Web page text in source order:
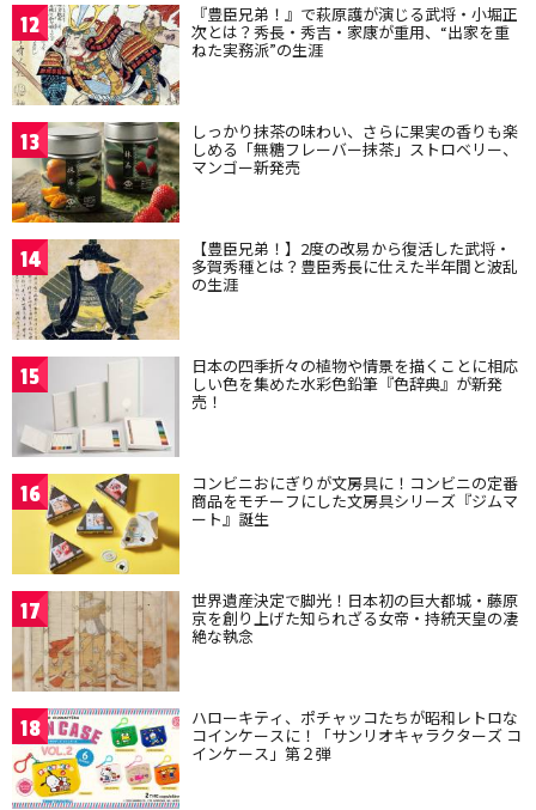
12 『豊臣兄弟！』で萩原護が演じる武将・小堀正
次とは？秀長・秀吉・家康が重用、“出家を重
ねた実務派”の生涯
13 しっかり抹茶の味わい、さらに果実の香りも楽
しめる「無糖フレーバー抹茶」ストロベリー、
マンゴー新発売
14 【豊臣兄弟！】2度の改易から復活した武将・
多賀秀種とは？豊臣秀長に仕えた半年間と波乱
の生涯
15 日本の四季折々の植物や情景を描くことに相応
しい色を集めた水彩色鉛筆『色辞典』が新発
売！
16 コンビニおにぎりが文房具に！コンビニの定番
商品をモチーフにした文房具シリーズ『ジムマ
ート』誕生
17 世界遺産決定で脚光！日本初の巨大都城・藤原
京を創り上げた知られざる女帝・持統天皇の凄
絶な執念
18 ハローキティ、ポチャッコたちが昭和レトロな
コインケースに！「サンリオキャラクターズ コ
インケース」第２弾